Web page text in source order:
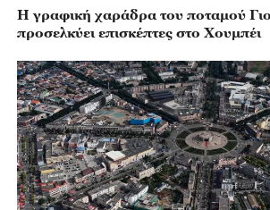
Η γραφική χαράδρα του ποταμού
προσελκύει επισκέπτες στο Χουμπέι